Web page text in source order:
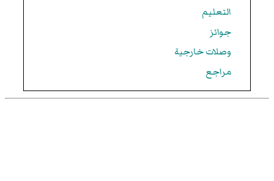
التعليم
جوائز
وصلات خارجية
مراجع